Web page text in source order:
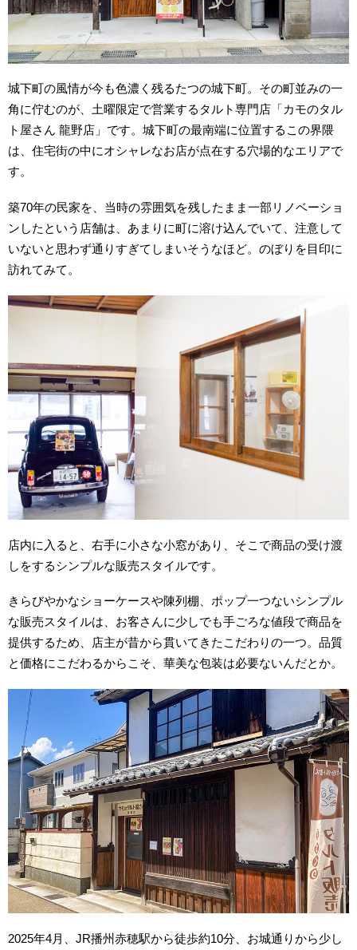
城下町の風情が今も色濃く残るたつの城下町。その町並みの一
角に佇むのが、土曜限定で営業するタルト専門店「カモのタル
ト屋さん 龍野店」です。城下町の最南端に位置するこの界隈
は、住宅街の中にオシャレなお店が点在する穴場的なエリアで
す。
築70年の民家を、当時の雰囲気を残したまま一部リノベーショ
ンしたという店舗は、あまりに町に溶け込んでいて、注意して
いないと思わず通りすぎてしまいそうなほど。のぼりを目印に
訪れてみて。
店内に入ると、右手に小さな小窓があり、そこで商品の受け渡
しをするシンプルな販売スタイルです。
きらびやかなショーケースや陳列棚、ポップ一つないシンプル
な販売スタイルは、お客さんに少しでも手ごろな値段で商品を
提供するため、店主が昔から貫いてきたこだわりの一つ。品質
と価格にこだわるからこそ、華美な包装は必要ないんだとか。
2025年4月、JR播州赤穂駅から徒歩約10分、お城通りから少し